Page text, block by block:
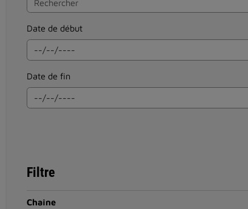
Date de début
Date de fin
Filtre
Chaîne